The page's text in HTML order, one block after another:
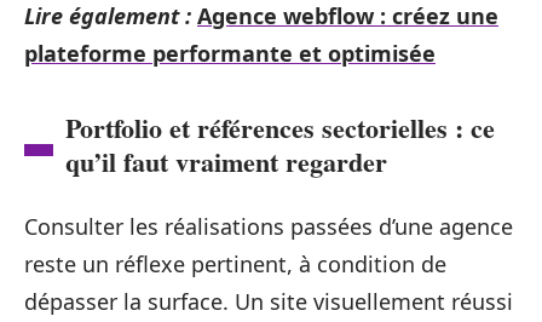
Lire également : Agence webflow : créez une
plateforme performante et optimisée
Portfolio et références sectorielles : ce
qu’il faut vraiment regarder
Consulter les réalisations passées d’une agence
reste un réflexe pertinent, à condition de
dépasser la surface. Un site visuellement réussi